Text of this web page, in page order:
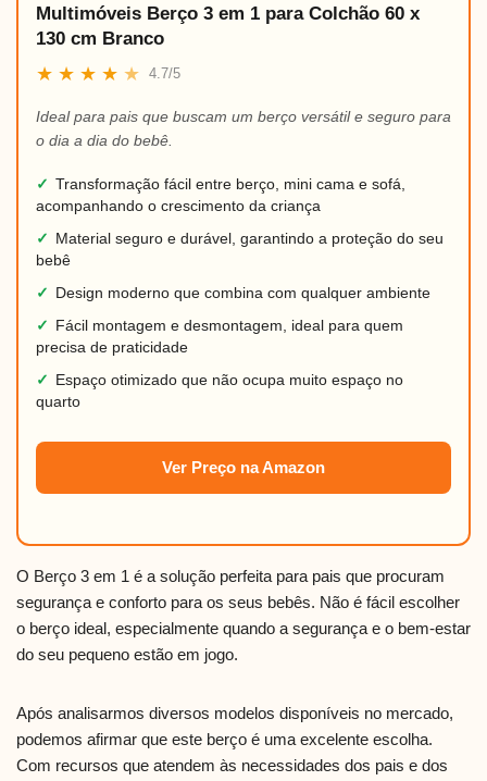
Multimóveis Berço 3 em 1 para Colchão 60 x
130 cm Branco
★ ★ ★ ★ ★ 4.7/5
Ideal para pais que buscam um berço versátil e seguro para
o dia a dia do bebê.
✓ Transformação fácil entre berço, mini cama e sofá,
acompanhando o crescimento da criança
✓
Material seguro e durável, garantindo a proteção do seu
bebê
✓
Design moderno que combina com qualquer ambiente
✓
Fácil montagem e desmontagem, ideal para quem
precisa de praticidade
✓
Espaço otimizado que não ocupa muito espaço no
quarto
Ver Preço na Amazon
O Berço 3 em 1 é a solução perfeita para pais que procuram
segurança e conforto para os seus bebês. Não é fácil escolher
o berço ideal, especialmente quando a segurança e o bem-estar
do seu pequeno estão em jogo.
Após analisarmos diversos modelos disponíveis no mercado,
podemos afirmar que este berço é uma excelente escolha.
Com recursos que atendem às necessidades dos pais e dos